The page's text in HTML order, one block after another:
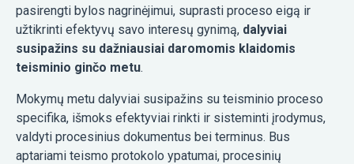
pasirengti bylos nagrinėjimui, suprasti proceso eigą ir
užtikrinti efektyvų savo interesų gynimą, dalyviai
susipažins su dažniausiai daromomis klaidomis
teisminio ginčo metu.
Mokymų metu dalyviai susipažins su teisminio proceso
specifika, išmoks efektyviai rinkti ir sisteminti įrodymus,
valdyti procesinius dokumentus bei terminus. Bus
aptariami teismo protokolo ypatumai, procesinių